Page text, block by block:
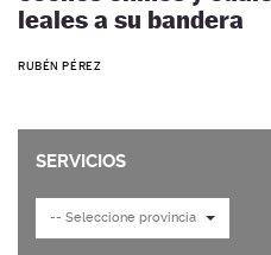
leales a su bandera
RUBÉN PÉREZ